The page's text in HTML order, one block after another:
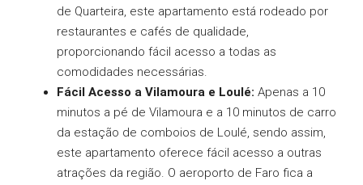
de Quarteira, este apartamento está rodeado por
restaurantes e cafés de qualidade,
proporcionando fácil acesso a todas as
comodidades necessárias.
Fácil Acesso a Vilamoura e Loulé: Apenas a 10
minutos a pé de Vilamoura e a 10 minutos de carro
da estação de comboios de Loulé, sendo assim,
este apartamento oferece fácil acesso a outras
atrações da região. O aeroporto de Faro fica a